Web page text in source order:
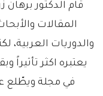
قام الدكتور برهان
المقالات
والدوريات العربية،
يعتبره اكثر تأثيراً
في مجلة ويطّلع